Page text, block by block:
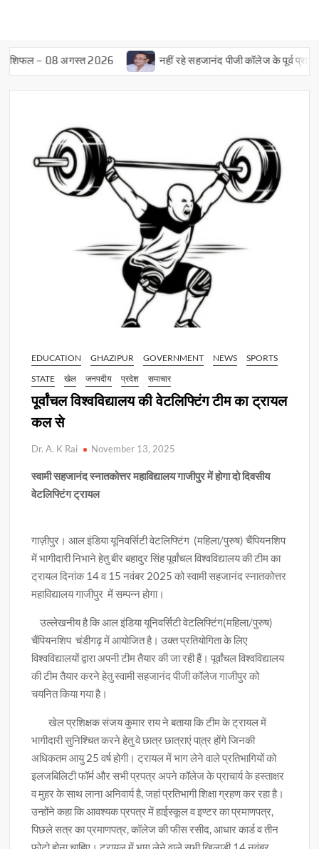
– 08 अगस्त 2026 नहीं रहे सहजानंद पीजी कॉलेज के पूर्व प्राचार्य डॉ.
EDUCATION GHAZIPUR GOVERNMENT NEWS
SPORTS
STATE
खेल जनपदीय प्रदेश समाचार
पूर्वांचल विश्वविद्यालय की वेटलिफ्टिंग टीम का ट्रायल
कल से
Dr. A. K Rai November 13, 2025
स्वामी सहजानंद स्नातकोत्तर महाविद्यालय गाजीपुर में होगा दो दिवसीय
वेटलिफ्टिंग ट्रायल
गाज़ीपुर। आल इंडिया यूनिवर्सिटी वेटलिफ्टिंग (महिला/पुरुष) चैंपियनशिप
में भागीदारी निभाने हेतु बीर बहादुर सिंह पूर्वांचल विश्वविद्यालय की टीम का
ट्रायल दिनांक 14 व 15 नवंबर 2025 को स्वामी सहजानंद स्नातकोत्तर
महाविद्यालय गाजीपुर में सम्पन्न होगा।
उल्लेखनीय है कि आल इंडिया यूनिवर्सिटी वेटलिफ्टिंग(महिला/पुरुष)
चैंपियनशिप चंडीगढ़ में आयोजित है। उक्त प्रतियोगिता के लिए
विश्वविद्यालयों द्वारा अपनी टीम तैयार की जा रही हैं। पूर्वांचल विश्वविद्यालय
की टीम तैयार करने हेतु स्वामी सहजानंद पीजी कॉलेज गाजीपुर को
चयनित किया गया है।
खेल प्रशिक्षक संजय कुमार राय ने बताया कि टीम के ट्रायल में
भागीदारी सुनिश्चित करने हेतु वे छात्र छात्राएं पा्त्र होंगे जिनकी
अधिकतम आयु 25 वर्ष होगी। ट्रायल में भाग लेने वाले प्रतिभागियों को
इलजबिलिटी फॉर्म और सभी प्रपत्र अपने कॉलेज के प्राचार्य के हस्ताक्षर
व मुहर के साथ लाना अनिवार्य है, जहां प्रतिभागी शिक्षा ग्रहण कर रहा है।
उन्होंने कहा कि आवश्यक प्रपत्र में हाईस्कूल व इण्टर का प्रमाणपत्र,
पिछले सत्र का प्रमाणपत्र, कॉलेज की फीस रसीद, आधार कार्ड व तीन